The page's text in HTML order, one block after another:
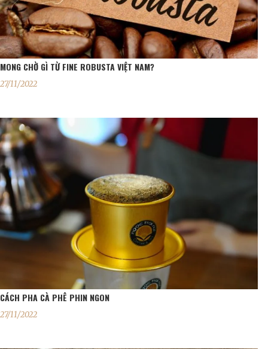
MONG CHỜ GÌ TỪ FINE ROBUSTA VIỆT NAM?
27/11/2022
CÁCH PHA CÀ PHÊ PHIN NGON
27/11/2022